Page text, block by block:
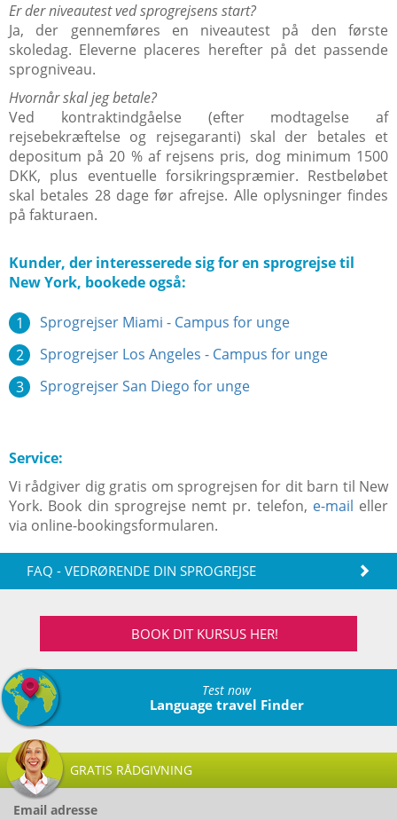
Er der niveautest ved sprogrejsens start?
Ja, der gennemføres en niveautest på den første
skoledag. Eleverne placeres herefter på det passende
sprogniveau.
Hvornår skal jeg betale?
Ved kontraktindgåelse (efter modtagelse af
rejsebekræftelse og rejsegaranti) skal der betales et
depositum på 20 % af rejsens pris, dog minimum 1500
DKK, plus eventuelle forsikringspræmier. Restbeløbet
skal betales 28 dage før afrejse. Alle oplysninger findes
på fakturaen.
Kunder, der interesserede sig for en sprogrejse til
New York, bookede også:
Sprogrejser Miami - Campus for unge
Sprogrejser Los Angeles - Campus for unge
Sprogrejser San Diego for unge
Service:
Vi rådgiver dig gratis om sprogrejsen for dit barn til New
York. Book din sprogrejse nemt pr. telefon, e-mail eller
via online-bookingsformularen.
FAQ - VEDRØRENDE DIN SPROGREJSE
BOOK DIT KURSUS HER!
Test now
Language travel Finder
GRATIS RÅDGIVNING
Email adresse